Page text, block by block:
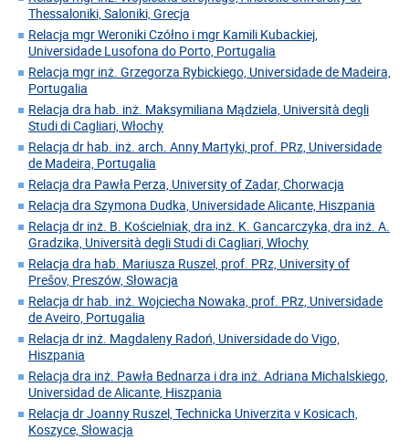
Thessaloniki, Saloniki, Grecja
Relacja mgr Weroniki Czółno i mgr Kamili Kubackiej,
Universidade Lusofona do Porto, Portugalia
Relacja mgr inż. Grzegorza Rybickiego, Universidade de Madeira,
Portugalia
Relacja dra hab. inż. Maksymiliana Mądziela, Università degli
Studi di Cagliari, Włochy
Relacja dr hab. inż. arch. Anny Martyki, prof. PRz, Universidade
de Madeira, Portugalia
Relacja dra Pawła Perza, University of Zadar, Chorwacja
Relacja dra Szymona Dudka, Universidade Alicante, Hiszpania
Relacja dr inż. B. Kościelniak, dra inż. K. Gancarczyka, dra inż. A.
Gradzika, Università degli Studi di Cagliari, Włochy
Relacja dra hab. Mariusza Ruszel, prof. PRz, University of
Prešov, Preszów, Słowacja
Relacja dr hab. inż. Wojciecha Nowaka, prof. PRz, Universidade
de Aveiro, Portugalia
Relacja dr inż. Magdaleny Radoń, Universidade do Vigo,
Hiszpania
Relacja dra inż. Pawła Bednarza i dra inż. Adriana Michalskiego,
Universidad de Alicante, Hiszpania
Relacja dr Joanny Ruszel, Technicka Univerzita v Kosicach,
Koszyce, Słowacja